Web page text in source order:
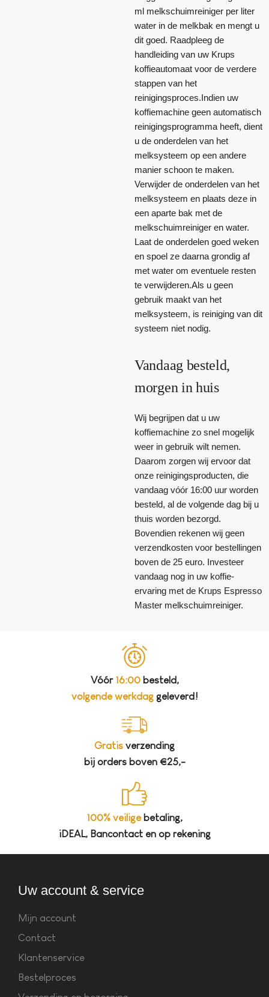
ml melkschuimreiniger per liter
water in de melkbak en mengt u
dit goed. Raadpleeg de
handleiding van uw Krups
koffieautomaat voor de verdere
stappen van het
reinigingsproces.Indien uw
koffiemachine geen automatisch
reinigingsprogramma heeft, dient
u de onderdelen van het
melksysteem op een andere
manier schoon te maken.
Verwijder de onderdelen van het
melksysteem en plaats deze in
een aparte bak met de
melkschuimreiniger en water.
Laat de onderdelen goed weken
en spoel ze daarna grondig af
met water om eventuele resten
te verwijderen.Als u geen
gebruik maakt van het
melksysteem, is reiniging van dit
systeem niet nodig.
Vandaag besteld,
morgen in huis
Wij begrijpen dat u uw
koffiemachine zo snel mogelijk
weer in gebruik wilt nemen.
Daarom zorgen wij ervoor dat
onze reinigingsproducten, die
vandaag vóór 16:00 uur worden
besteld, al de volgende dag bij u
thuis worden bezorgd.
Bovendien rekenen wij geen
verzendkosten voor bestellingen
boven de 25 euro. Investeer
vandaag nog in uw koffie-
ervaring met de Krups Espresso
Master melkschuimreiniger.
Vóór 16:00besteld,
volgende werkdaggeleverd!
Gratis verzending
bij orders boven €25,-
100% veiligebetaling,
iDEAL, Bancontact en op rekening
Uw account & service
Mijn account
Contact
Klantenservice
Bestelproces